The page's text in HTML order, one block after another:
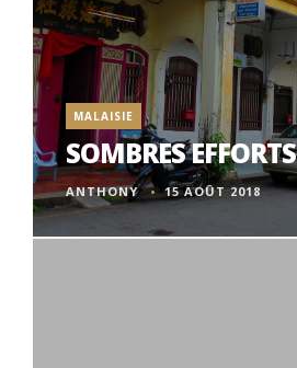
MALAISIE
SOMBRES EFFORTS
ANTHONY 15 AOÛT 2018